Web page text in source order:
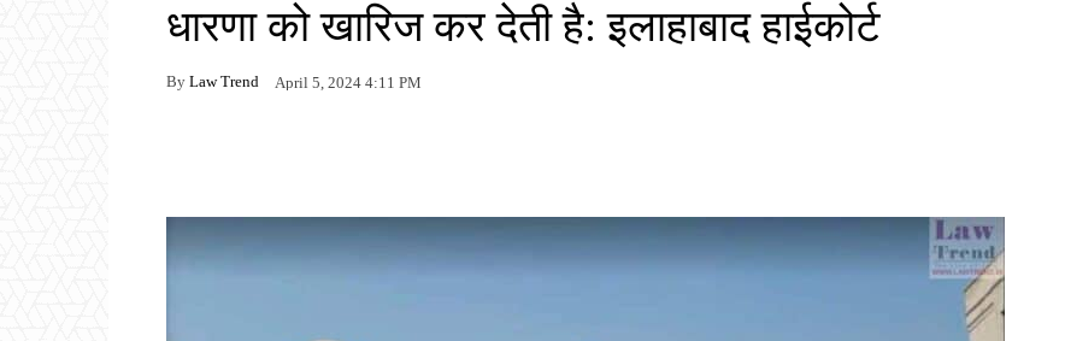
धारणा को खारिज कर देती है: इलाहाबाद हाईकोर्ट
By Law Trend April 5, 2024 4:11 PM